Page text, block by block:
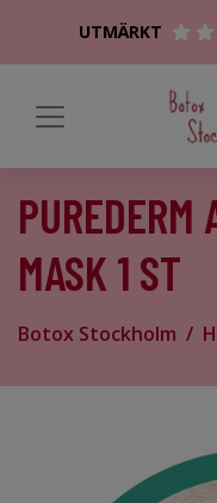
UTMÄRKT
PUREDERM
MASK 1 ST
Botox Stockholm